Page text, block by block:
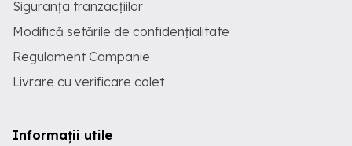
Siguranța tranzacțiilor
Modifică setările de confidențialitate
Regulament Campanie
Livrare cu verificare colet
Informații utile